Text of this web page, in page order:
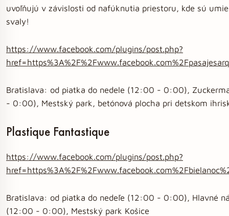
uvoľňujú v závislosti od nafúknutia priestoru, kde sú
svaly!
https://www.facebook.com/plugins/post.php?
Bratislava: od piatka do nedele (12:00 - 0:00),
- 0:00), Mestský park, betónová plocha pri detskom
Plastique Fantastique
https://www.facebook.com/plugins/post.php?
Bratislava: od piatka do nedeľe (12:00 - 0:00), Hlavné
(12:00 - 0:00), Mestský park Košice